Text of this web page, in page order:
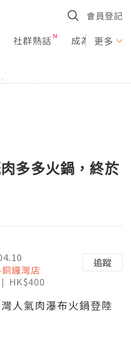
會員登記
社群熱話 成為U更多
多多火鍋，終於
鑼灣店
HK$400
追蹤
人氣肉瀑布火鍋登陸